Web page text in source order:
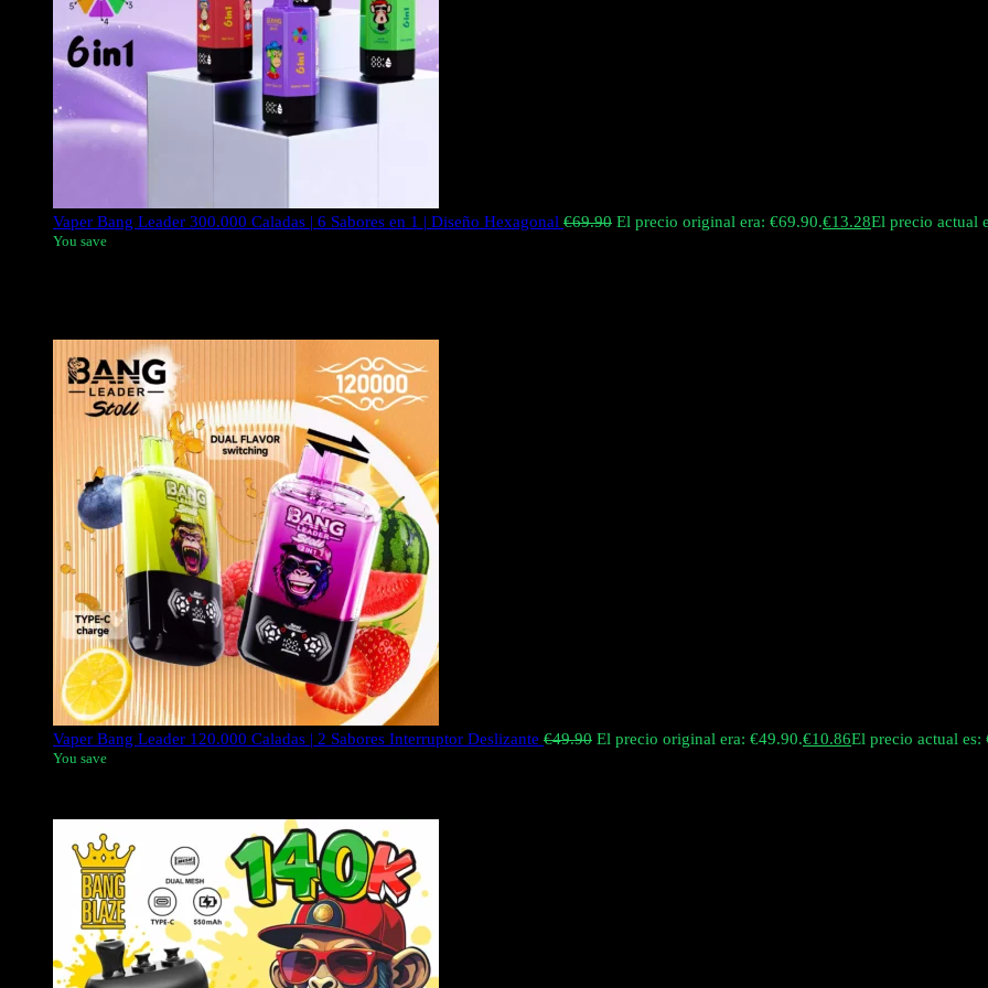
Vaper Bang Leader 300.000 Caladas | 6 Sabores en 1 | Diseño Hexagonal €69.90 El precio original era: €69.90.€13.28El precio actual
You save
Vaper Bang Leader 120.000 Caladas | 2 Sabores Interruptor Deslizante €49.90 El precio original era: €49.90.€10.86El precio actual es:
You save